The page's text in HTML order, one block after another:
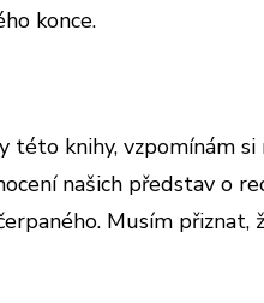
konce.
této knihy, vzpomínám
našich představ o
Musím